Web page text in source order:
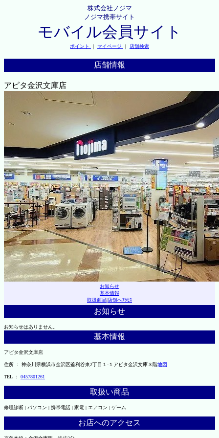
株式会社ノジマ
ノジマ携帯サイト
モバイル会員サイト
ポイント ｜ マイページ ｜ 店舗検索
店舗情報
アピタ金沢文庫店
お知らせ
基本情報
取扱商品|店舗へｱｸｾｽ
お知らせ
お知らせはありません。
基本情報
アピタ金沢文庫店
住所 ： 神奈川県横浜市金沢区釜利谷東2丁目１-１アピタ金沢文庫３階地図
TEL ： 0457801261
取扱い商品
修理診断 | パソコン | 携帯電話 | 家電 | エアコン | ゲーム
お店へのアクセス